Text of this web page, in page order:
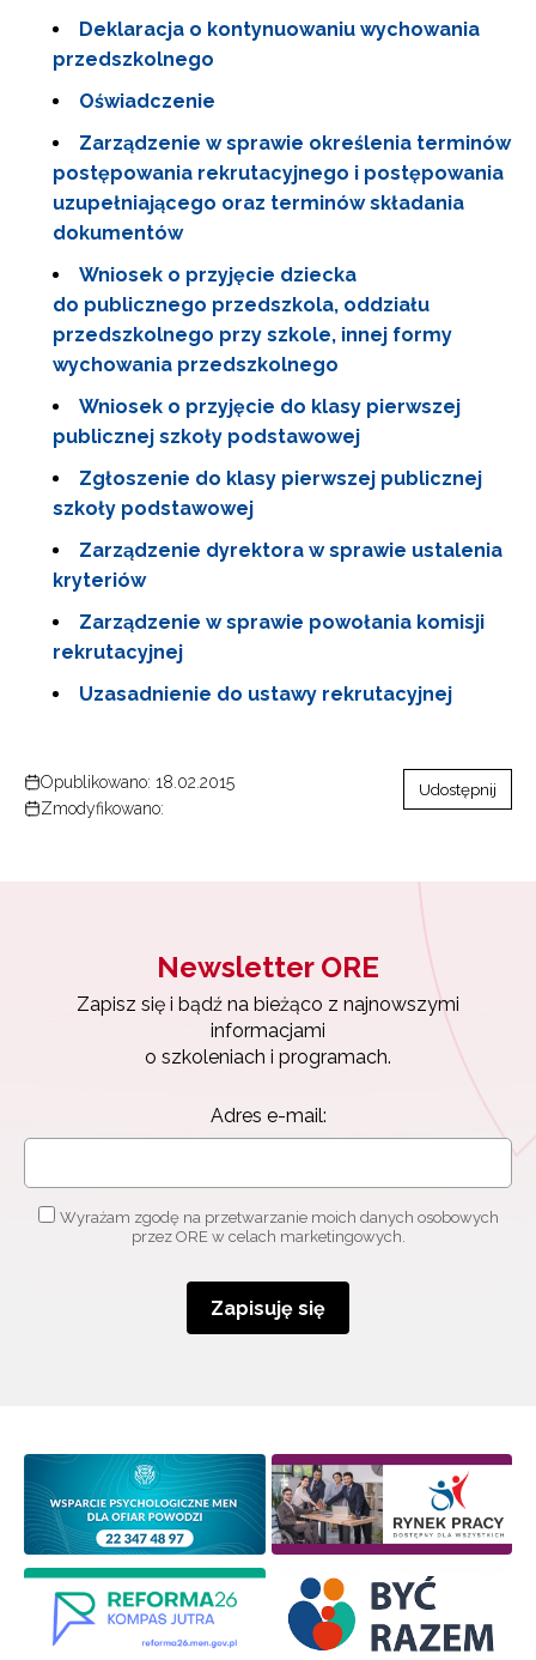
Deklaracja o kontynuowaniu wychowania
przedszkolnego
Oświadczenie
Zarządzenie w sprawie określenia terminów
postępowania rekrutacyjnego i postępowania
uzupełniającego oraz terminów składania
dokumentów
Wniosek o przyjęcie dziecka
do publicznego przedszkola, oddziału
przedszkolnego przy szkole, innej formy
wychowania przedszkolnego
Wniosek o przyjęcie do klasy pierwszej
publicznej szkoły podstawowej
Zgłoszenie do klasy pierwszej publicznej
szkoły podstawowej
Zarządzenie dyrektora w sprawie ustalenia
kryteriów
Zarządzenie w sprawie powołania komisji
rekrutacyjnej
Uzasadnienie do ustawy rekrutacyjnej
Opublikowano: 18.02.2015
Zmodyfikowano:
Udostępnij
Newsletter ORE
Zapisz się i bądź na bieżąco z najnowszymi
informacjami
o szkoleniach i programach.
Adres e-mail:
Wyrażam zgodę na przetwarzanie moich danych osobowych
przez ORE w celach marketingowych.
Zapisuję się